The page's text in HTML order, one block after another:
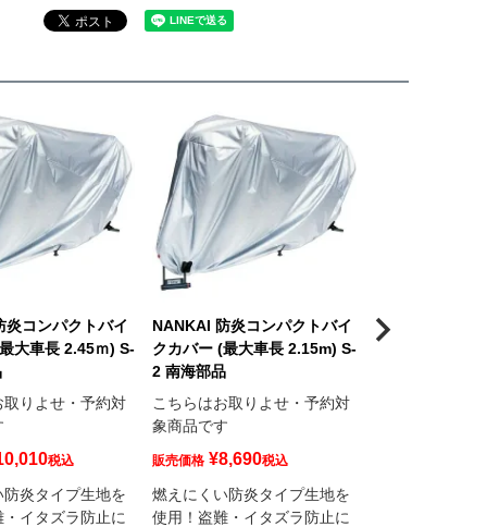
炎コンパクトバイ
大車長 2.45ｍ) S-
取りよせ・予約対
税込
炎タイプ生地を
イタズラ防止に
NANKAI 防炎コンパクトバイ
クカバー (最大車長 2.15m) S-
2 南海部品
こちらはお取りよせ・予約対
象商品です
販売価格 ¥8,690税込
燃えにくい防炎タイプ生地を
使用！盗難・イタズラ防止に
NANKAI 防炎